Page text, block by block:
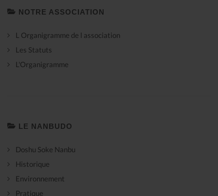
NOTRE ASSOCIATION
L Organigramme de l association
Les Statuts
L'Organigramme
LE NANBUDO
Doshu Soke Nanbu
Historique
Environnement
Pratique